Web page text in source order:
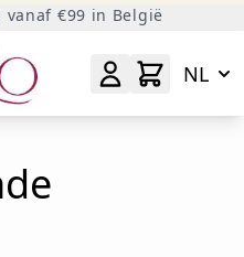
€99 in België
NL